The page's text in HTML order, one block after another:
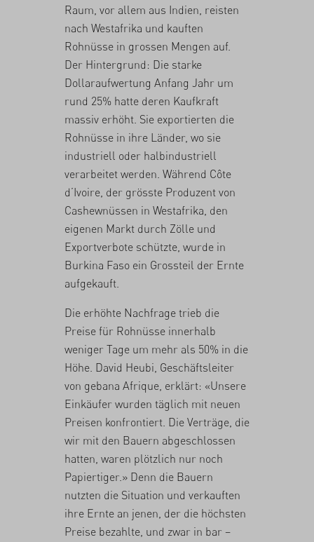
Raum, vor allem aus Indien, reisten
nach Westafrika und kauften
Rohnüsse in grossen Mengen auf.
Der Hintergrund: Die starke
Dollaraufwertung Anfang Jahr um
rund 25% hatte deren Kaufkraft
massiv erhöht. Sie exportierten die
Rohnüsse in ihre Länder, wo sie
industriell oder halbindustriell
verarbeitet werden. Während Côte
d’Ivoire, der grösste Produzent von
Cashewnüssen in Westafrika, den
eigenen Markt durch Zölle und
Exportverbote schützte, wurde in
Burkina Faso ein Grossteil der Ernte
aufgekauft.
Die erhöhte Nachfrage trieb die
Preise für Rohnüsse innerhalb
weniger Tage um mehr als 50% in die
Höhe. David Heubi, Geschäftsleiter
von gebana Afrique, erklärt: «Unsere
Einkäufer wurden täglich mit neuen
Preisen konfrontiert. Die Verträge, die
wir mit den Bauern abgeschlossen
hatten, waren plötzlich nur noch
Papiertiger.» Denn die Bauern
nutzten die Situation und verkauften
ihre Ernte an jenen, der die höchsten
Preise bezahlte, und zwar in bar –